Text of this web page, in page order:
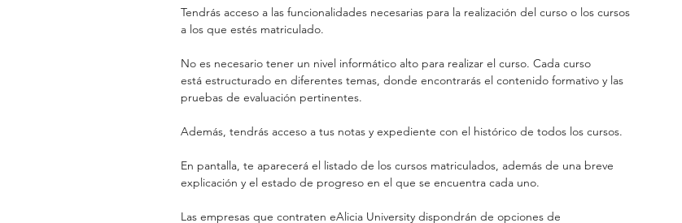
Tendrás acceso a las funcionalidades necesarias para la realización del curso o los cursos
a los que estés matriculado.
No es necesario tener un nivel informático alto para realizar el curso. Cada curso
está estructurado en diferentes temas, donde encontrarás el contenido formativo y las
pruebas de evaluación pertinentes.
Además, tendrás acceso a tus notas y expediente con el histórico de todos los cursos.
En pantalla, te aparecerá el listado de los cursos matriculados, además de una breve
explicación y el estado de progreso en el que se encuentra cada uno.
Las empresas que contraten eAlicia University dispondrán de opciones de